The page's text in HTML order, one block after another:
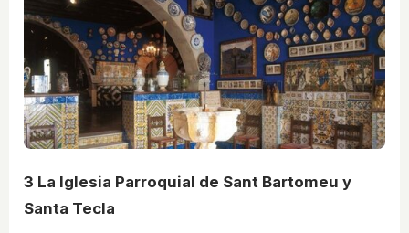
3 La Iglesia Parroquial de Sant Bartomeu y
Santa Tecla